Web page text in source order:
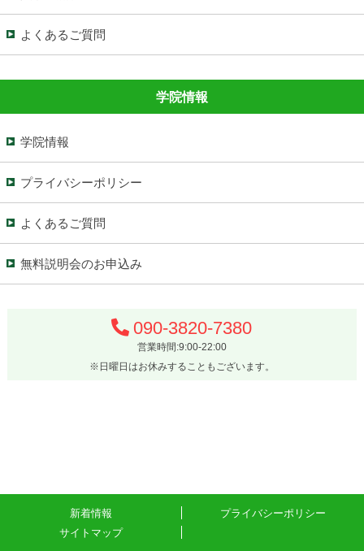
よくあるご質問
学院情報
学院情報
プライバシーポリシー
よくあるご質問
無料説明会のお申込み
090-3820-7380
営業時間:9:00-22:00
※日曜日はお休みすることもございます。
新着情報
プライバシーポリシー
サイトマップ